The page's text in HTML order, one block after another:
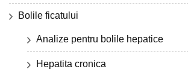
Bolile ficatului
Analize pentru bolile hepatice
Hepatita cronica